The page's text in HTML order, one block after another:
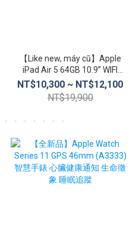
【Like new, máy cũ】Apple
iPad Air 5 64GB 10.9” WIFI
(2022)
NT$10,300 ~ NT$12,100
NT$19,900